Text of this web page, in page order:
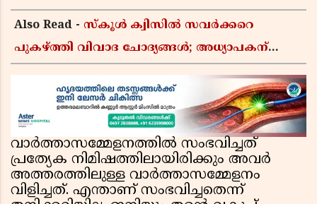
Also Read - സ്കൂൾ ക്വിസിൽ സവർക്കറെ
പുകഴ്ത്തി വിവാദ ചോദ്യങ്ങൾ; അധ്യാപകന്
വാർത്താസമ്മേളനത്തിൽ സംഭവിച്ചത്
പ്രത്യേക നിമിഷത്തിലായിരിക്കും അവർ
അത്തരത്തിലുള്ള വാർത്താസമ്മേളനം
വിളിച്ചത്. എന്താണ് സംഭവിച്ചതെന്ന്